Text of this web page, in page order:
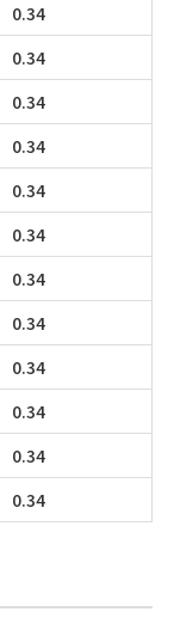
0.34
0.34
0.34
0.34
0.34
0.34
0.34
0.34
0.34
0.34
0.34
0.34